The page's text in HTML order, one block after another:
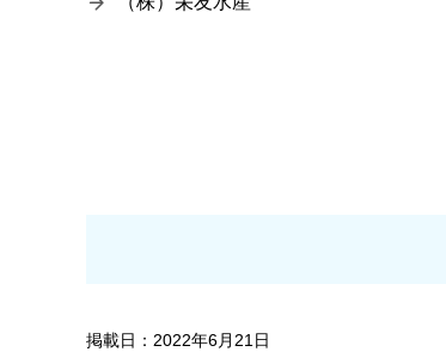
掲載日：2022年6月21日